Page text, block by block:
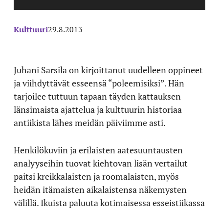
Kulttuuri29.8.2013
Juhani Sarsila on kirjoittanut uudelleen oppineet
ja viihdyttävät esseensä “poleemisiksi”. Hän
tarjoilee tuttuun tapaan täyden kattauksen
länsimaista ajattelua ja kulttuurin historiaa
antiikista lähes meidän päiviimme asti.
Henkilökuviin ja erilaisten aatesuuntausten
analyyseihin tuovat kiehtovan lisän vertailut
paitsi kreikkalaisten ja roomalaisten, myös
heidän itämaisten aikalaistensa näkemysten
välillä. Ikuista paluuta kotimaisessa esseistiikassa